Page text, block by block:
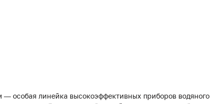
— особая линейка высокоэффективных приборов водяного